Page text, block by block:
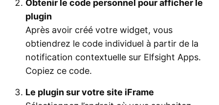
Obtenir le code personnel pour afficher le
plugin
Après avoir créé votre widget, vous
obtiendrez le code individuel à partir de la
notification contextuelle sur Elfsight Apps.
Copiez ce code.
Le plugin sur votre site iFrame